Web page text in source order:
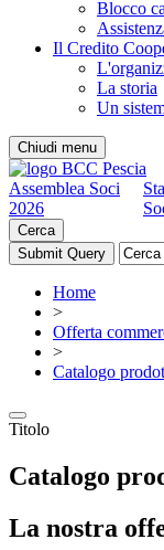
Blocco
Il Credito
La storia
Un
Chiudi menu
Assemblea Soci
2026
Cerca
Home
>
Offerta
>
Catalogo
Titolo
Catalogo
La nostra